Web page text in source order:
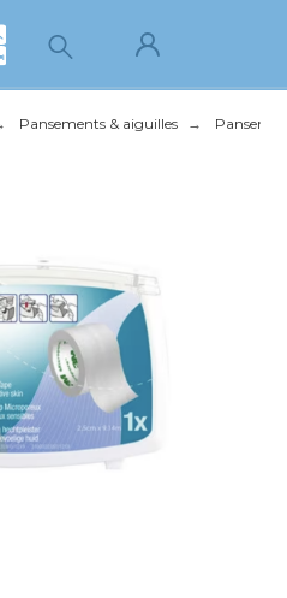
Pansements & aiguilles